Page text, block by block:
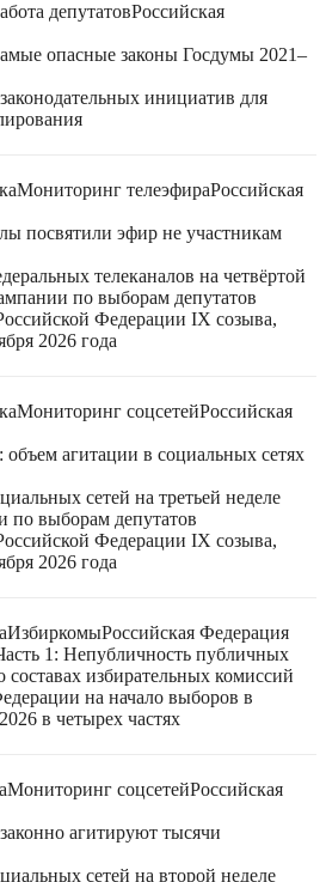
депутатовРоссийская
опасные законы Госдумы 2021–
инициатив для
Мониторинг телеэфираРоссийская
посвятили эфир не участникам
телеканалов на четвёртой
по выборам депутатов
Федерации IX созыва,
2026 года
Мониторинг соцсетейРоссийская
агитации в социальных сетях
сетей на третьей неделе
по выборам депутатов
Федерации IX созыва,
2026 года
ИзбиркомыРоссийская Федерация
1: Непубличность публичных
избирательных комиссий
на начало выборов в
в четырех частях
Мониторинг соцсетейРоссийская
агитируют тысячи
сетей на второй неделе